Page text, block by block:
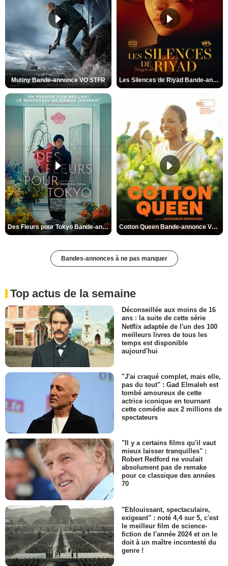
Mutiny Bande-annonce VO STFR Les Silences de Riyad Bande-annonce VO STFR
Des Fleurs pour Tokyo Bande-annonce VO STFR Cotton Queen Bande-annonce VO STFR
Bandes-annonces à ne pas manquer
Top actus de la semaine
Déconseillée aux moins de 16
ans : la suite de cette série
Netflix adaptée de l'un des 100
meilleurs livres de tous les
temps est disponible
aujourd'hui
"J'ai craqué complet, mais elle,
pas du tout" : Gad Elmaleh est
tombé amoureux de cette
actrice iconique en tournant
cette comédie aux 2 millions de
spectateurs
"Il y a certains films qu'il vaut
mieux laisser tranquilles" :
Robert Redford ne voulait
absolument pas de remake
pour ce classique des années
70
"Eblouissant, spectaculaire,
exigeant" : noté 4,4 sur 5, c'est
le meilleur film de science-
fiction de l'année 2024 et on le
doit à un maître incontesté du
genre !